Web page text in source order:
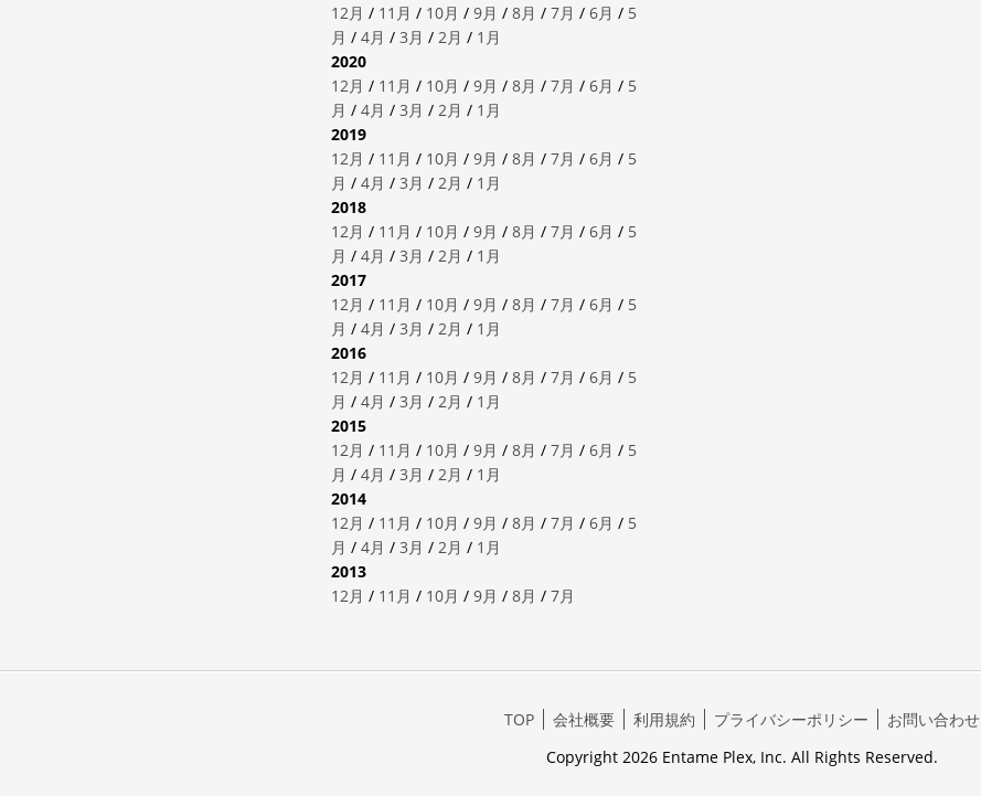
12月 / 11月 / 10月 / 9月 / 8月 / 7月 / 6月 / 5
月 / 4月 / 3月 / 2月 / 1月
2020
12月 / 11月 / 10月 / 9月 / 8月 / 7月 / 6月 / 5
月 / 4月 / 3月 / 2月 / 1月
2019
12月 / 11月 / 10月 / 9月 / 8月 / 7月 / 6月 / 5
月 / 4月 / 3月 / 2月 / 1月
2018
12月 / 11月 / 10月 / 9月 / 8月 / 7月 / 6月 / 5
月 / 4月 / 3月 / 2月 / 1月
2017
12月 / 11月 / 10月 / 9月 / 8月 / 7月 / 6月 / 5
月 / 4月 / 3月 / 2月 / 1月
2016
12月 / 11月 / 10月 / 9月 / 8月 / 7月 / 6月 / 5
月 / 4月 / 3月 / 2月 / 1月
2015
12月 / 11月 / 10月 / 9月 / 8月 / 7月 / 6月 / 5
月 / 4月 / 3月 / 2月 / 1月
2014
12月 / 11月 / 10月 / 9月 / 8月 / 7月 / 6月 / 5
月 / 4月 / 3月 / 2月 / 1月
2013
12月 / 11月 / 10月 / 9月 / 8月 / 7月
TOP 会社概要 利用規約 プライバシーポリシー
お問い合わせ
Copyright 2026 Entame Plex, Inc. All Rights Reserved.